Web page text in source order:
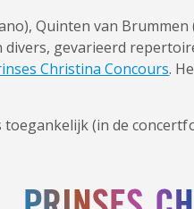
Quinten van
divers, gevarieerd
Christina Concours.
toegankelijk (in de